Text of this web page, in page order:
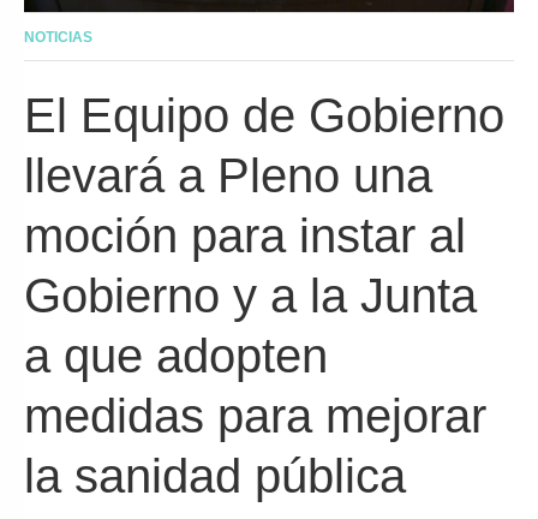
NOTICIAS
El Equipo de Gobierno
llevará a Pleno una
moción para instar al
Gobierno y a la Junta
a que adopten
medidas para mejorar
la sanidad pública